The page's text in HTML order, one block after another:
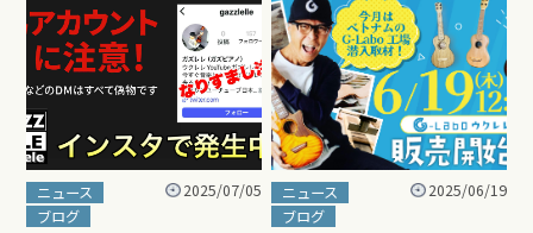
ニュース
ブログ
2025/07/05
ニュース
ブログ
2025/06/19